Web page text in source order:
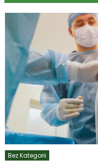
Bez Kategorii